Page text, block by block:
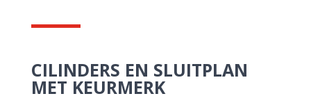
CILINDERS EN SLUITPLAN
MET KEURMERK